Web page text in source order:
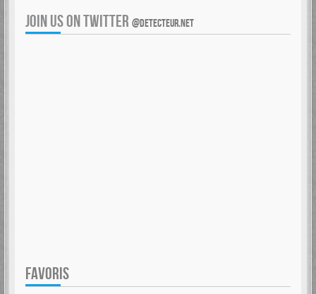
JOIN US ON TWITTER @DETECTEUR.NET
FAVORIS